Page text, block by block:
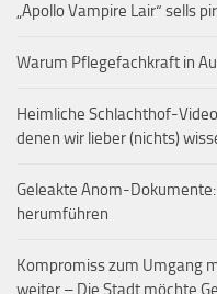
„Apollo Vampire Lair“ sells
Warum Pflegefachkraft in
Heimliche Schlachthof-
denen wir lieber (nichts)
Geleakte Anom-
herumführen
Kompromiss zum Umgang
weiter – Die Stadt möchte